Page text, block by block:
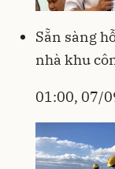
Sẵn sàng
nhà khu
01:00, 07/